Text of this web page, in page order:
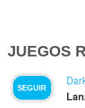
JUEGOS
SEGUIR